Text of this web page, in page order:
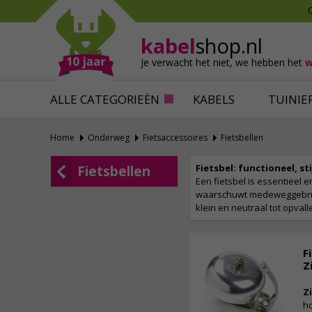
kabelshop.nl
Je verwacht het niet, we hebben het
ALLE CATEGORIEËN KABELS
Mollen verjagen
Slakken bestrijden
Katten verjagen
Alles tegen ongedierte
Ventilatie
Home Onderweg Fietsaccessoires Fietsbellen
Fietsbellen
Fietsbel: functioneel,
Een fietsbel is essentieel
waarschuwt
klein en neutraal tot